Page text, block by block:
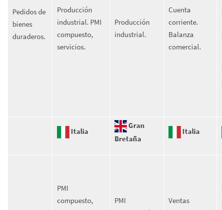
Pedidos de
bienes
duraderos.
Producción
industrial. PMI
compuesto,
servicios.
Producción
industrial.
Cuenta
corriente.
Balanza
comercial.
Italia
Gran
Bretaña
Italia
PMI
compuesto,
PMI
Ventas